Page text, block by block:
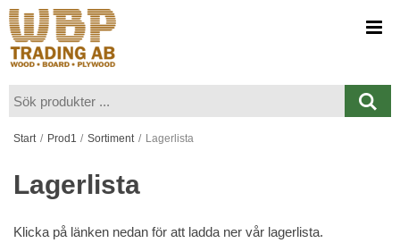
Start / Prod1 / Sortiment / Lagerlista
Lagerlista
Klicka på länken nedan för att ladda ner vår lagerlista.
Visa varukorgen